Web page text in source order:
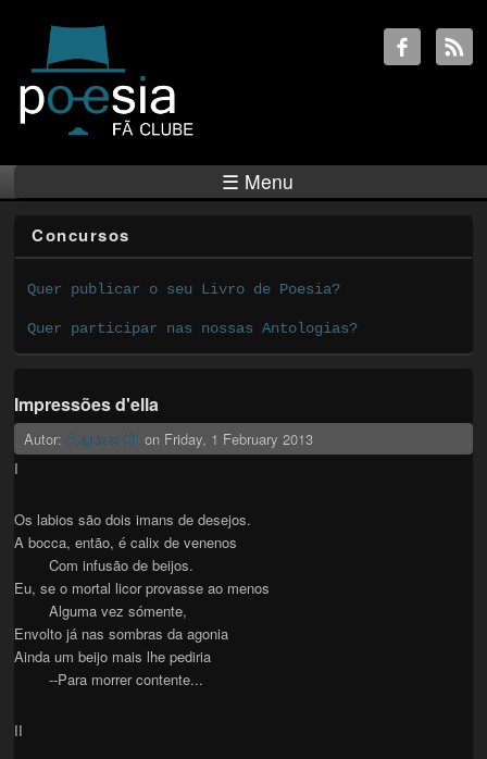
☰ Menu
Concursos
Quer publicar o seu Livro de Poesia?
Quer participar nas nossas Antologias?
Impressões d'ella
Autor:Augusto Gil on Friday, 1 February 2013
I
Os labios são dois imans de desejos.
A bocca, então, é calix de venenos
Com infusão de beijos.
Eu, se o mortal licor provasse ao menos
Alguma vez sómente,
Envolto já nas sombras da agonia
Ainda um beijo mais lhe pediria
--Para morrer contente...
II